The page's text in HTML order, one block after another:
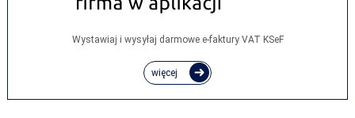
Wystawiaj i wysyłaj darmowe e‑faktury VAT KSeF
więcej